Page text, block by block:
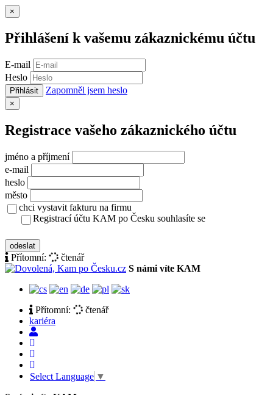
×
Přihlášení k vašemu zákaznickému účtu
E-mail
Heslo
Přihlásit Zapomněl jsem heslo
×
Registrace vašeho zákaznického účtu
jméno a příjmení
e-mail
heslo
město
chci vystavit fakturu na firmu
Registrací účtu KAM po Česku souhlasíte se
odeslat
Přítomní:
čtenář
S námi víte KAM
Přítomní:
čtenář
kariéra
Select Language ▼